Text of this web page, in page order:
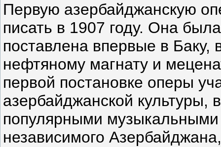
Первую азербайджанскую
писать в 1907 году. Она
поставлена впервые в
нефтяному магнату и
первой постановке оперы
азербайджанской культуры,
популярными
независимого